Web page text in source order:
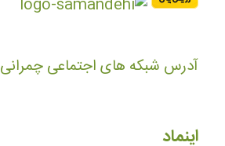
آدرس شبکه های اجتماعی چمرانی
اینماد